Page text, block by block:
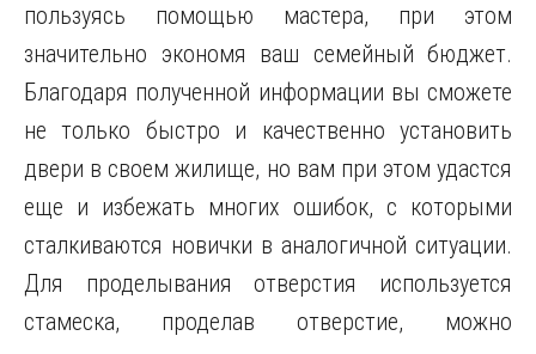
пользуясь помощью мастера, при этом
значительно экономя ваш семейный бюджет.
Благодаря полученной информации вы сможете
не только быстро и качественно установить
двери в своем жилище, но вам при этом удастся
еще и избежать многих ошибок, с которыми
сталкиваются новички в аналогичной ситуации.
Для проделывания отверстия используется
стамеска, проделав отверстие, можно